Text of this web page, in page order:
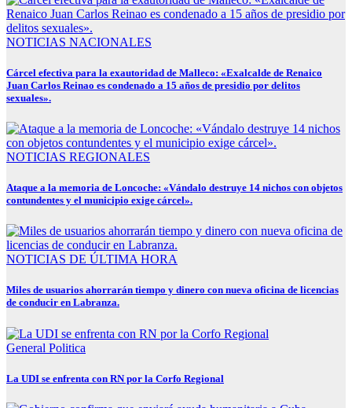
NOTICIAS NACIONALES
Cárcel efectiva para la exautoridad de Malleco: «Exalcalde de Renaico
Juan Carlos Reinao es condenado a 15 años de presidio por delitos
sexuales».
NOTICIAS REGIONALES
Ataque a la memoria de Loncoche: «Vándalo destruye 14 nichos con objetos
contundentes y el municipio exige cárcel».
NOTICIAS DE ÚLTIMA HORA
Miles de usuarios ahorrarán tiempo y dinero con nueva oficina de licencias
de conducir en Labranza.
General Politica
La UDI se enfrenta con RN por la Corfo Regional